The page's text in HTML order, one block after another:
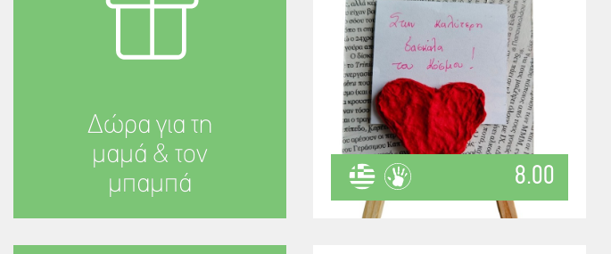
Δώρα για τη
μαμά & τον
μπαμπά
8.00